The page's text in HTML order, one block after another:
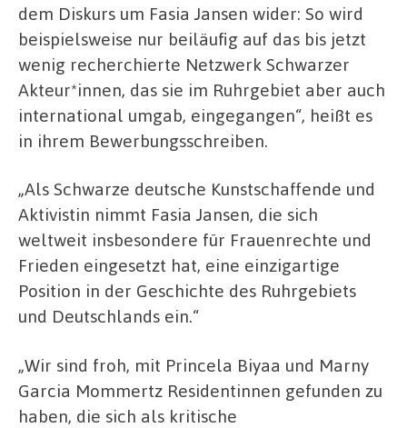
dem Diskurs um Fasia Jansen wider: So wird
beispielsweise nur beiläufig auf das bis jetzt
wenig recherchierte Netzwerk Schwarzer
Akteur*innen, das sie im Ruhrgebiet aber auch
international umgab, eingegangen“, heißt es
in ihrem Bewerbungsschreiben.
„Als Schwarze deutsche Kunstschaffende und
Aktivistin nimmt Fasia Jansen, die sich
weltweit insbesondere für Frauenrechte und
Frieden eingesetzt hat, eine einzigartige
Position in der Geschichte des Ruhrgebiets
und Deutschlands ein.“
„Wir sind froh, mit Princela Biyaa und Marny
Garcia Mommertz Residentinnen gefunden zu
haben, die sich als kritische